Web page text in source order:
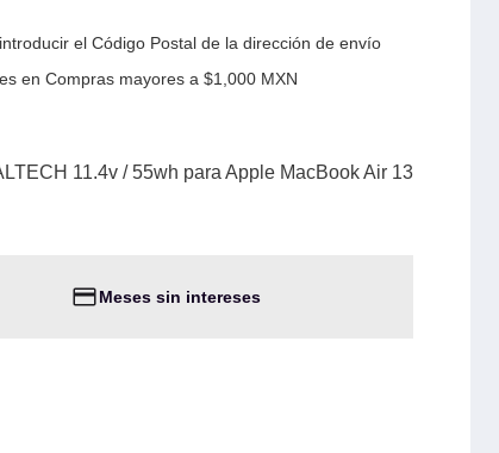
el Código Postal de la dirección de envío
en Compras mayores a $1,000 MXN
11.4v / 55wh para Apple MacBook Air 13
Meses sin intereses